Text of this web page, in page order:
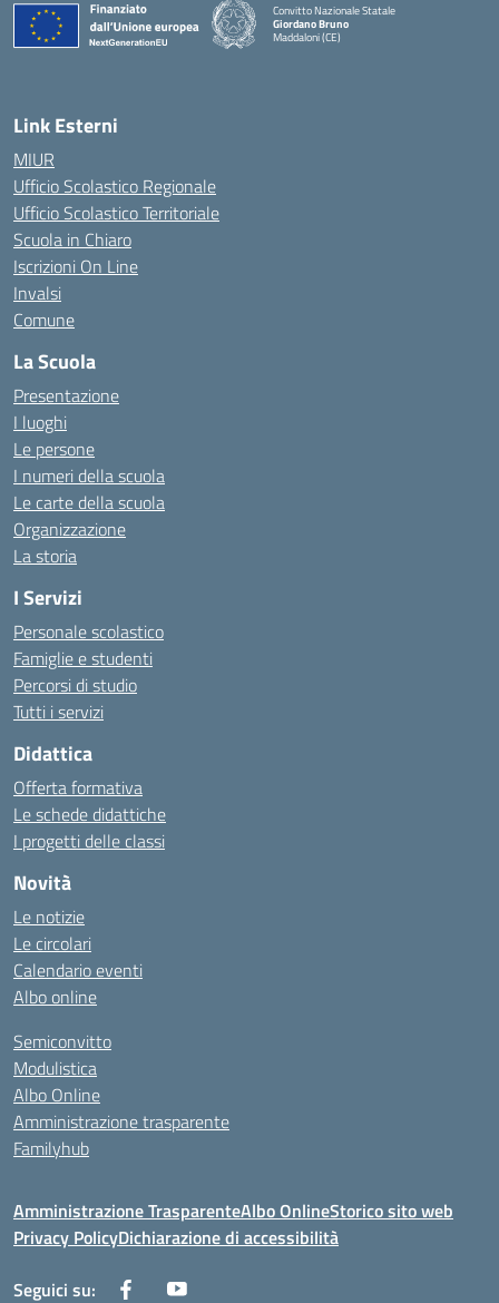
Convitto Nazionale Statale
Giordano Bruno
Maddaloni (CE)
Link Esterni
MIUR
Ufficio Scolastico Regionale
Ufficio Scolastico Territoriale
Scuola in Chiaro
Iscrizioni On Line
Invalsi
Comune
La Scuola
Presentazione
I luoghi
Le persone
I numeri della scuola
Le carte della scuola
Organizzazione
La storia
I Servizi
Personale scolastico
Famiglie e studenti
Percorsi di studio
Tutti i servizi
Didattica
Offerta formativa
Le schede didattiche
I progetti delle classi
Novità
Le notizie
Le circolari
Calendario eventi
Albo online
Semiconvitto
Modulistica
Albo Online
Amministrazione trasparente
Familyhub
Amministrazione TrasparenteAlbo OnlineStorico sito web
Privacy PolicyDichiarazione di accessibilità
Seguici su: